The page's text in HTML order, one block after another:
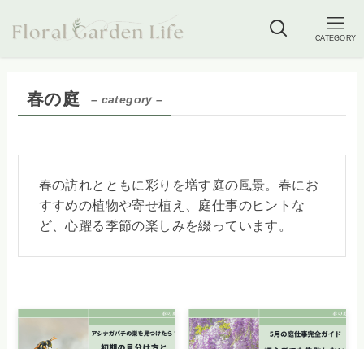
CATEGORY
春の庭 – category –
春の訪れとともに彩りを増す庭の風景。春にお
すすめの植物や寄せ植え、庭仕事のヒントな
ど、心躍る季節の楽しみを綴っています。